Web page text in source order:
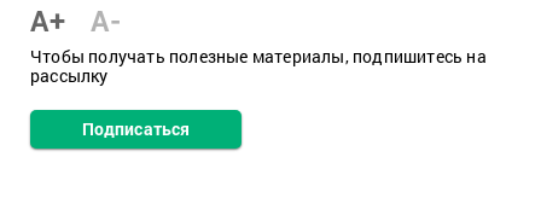
A+ A-
Чтобы получать полезные материалы, подпишитесь на
рассылку
Подписаться